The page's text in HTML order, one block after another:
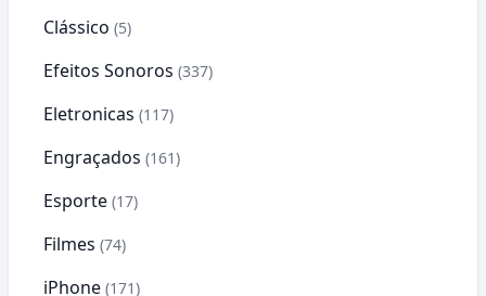
Clássico (5)
Efeitos Sonoros (337)
Eletronicas (117)
Engraçados (161)
Esporte (17)
Filmes (74)
iPhone (171)